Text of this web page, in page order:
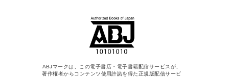
ABJマークは、この電子書店・電子書籍配信サービスが、
著作権者からコンテンツ使用許諾を得た正規版配信サービ